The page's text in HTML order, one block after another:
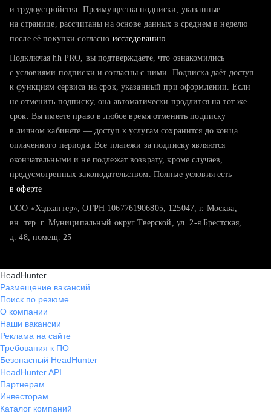
тратите много времени на поиск и вручную поднимаете
хотите сравнить себя с конкурентами и оценить шансы
и трудоустройства. Преимущества подписки, указанные
на странице, рассчитаны на основе данных в среднем в неделю
после её покупки согласно исследованию
Подключая hh PRO, вы подтверждаете, что ознакомились
с условиями подписки и согласны с ними. Подписка даёт доступ
к функциям сервиса на срок, указанный при оформлении. Если
не отменить подписку, она автоматически продлится на тот же
срок. Вы имеете право в любое время отменить подписку
в личном кабинете — доступ к услугам сохранится до конца
оплаченного периода. Все платежи за подписку являются
окончательными и не подлежат возврату, кроме случаев,
предусмотренных законодательством. Полные условия есть
в оферте
ООО «Хэдхантер», ОГРН 1067761906805, 125047, г. Москва,
вн. тер. г. Муниципальный округ Тверской, ул. 2-я Брестская,
д. 48, помещ. 25
HeadHunter
Размещение вакансий
Поиск по резюме
О компании
Наши вакансии
Реклама на сайте
Требования к ПО
Безопасный HeadHunter
HeadHunter API
Партнерам
Инвесторам
Каталог компаний